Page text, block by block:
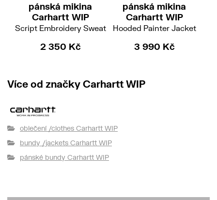
pánská mikina
Carhartt WIP
Script Embroidery Sweat
2 350 Kč
pánská mikina
Carhartt WIP
Hooded Painter Jacket
3 990 Kč
Více od značky Carhartt WIP
oblečení /clothes Carhartt WIP
bundy /jackets Carhartt WIP
pánské bundy Carhartt WIP